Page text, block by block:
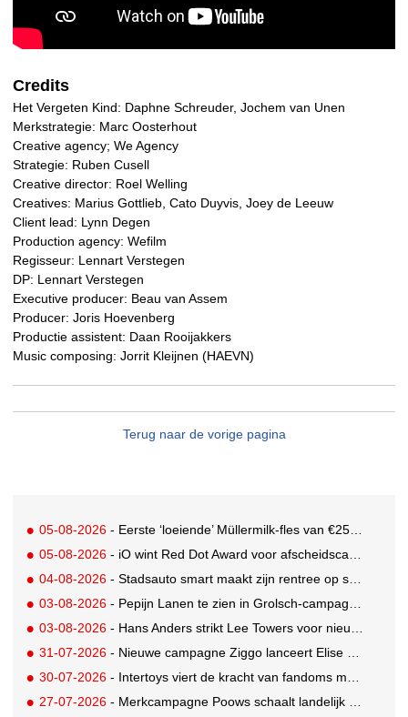
Credits
Het Vergeten Kind: Daphne Schreuder, Jochem van Unen
Merkstrategie: Marc Oosterhout
Creative agency; We Agency
Strategie: Ruben Cusell
Creative director: Roel Welling
Creatives: Marius Gottlieb, Cato Duyvis, Joey de Leeuw
Client lead: Lynn Degen
Production agency: Wefilm
Regisseur: Lennart Verstegen
DP: Lennart Verstegen
Executive producer: Beau van Assem
Producer: Joris Hoevenberg
Productie assistent: Daan Rooijakkers
Music composing: Jorrit Kleijnen (HAEVN)
Terug naar de vorige pagina
05-08-2026 - Eerste ‘loeiende’ Müllermilk-fles van €25.000,- gevonden
05-08-2026 - iO wint Red Dot Award voor afscheidscampagne Peter Houtman bij Feyenoord
04-08-2026 - Stadsauto smart maakt zijn rentree op straat met een wereldwijde muurschilderingcampagne
03-08-2026 - Pepijn Lanen te zien in Grolsch-campagne voor nieuwe Grolsch CAL
03-08-2026 - Hans Anders strikt Lee Towers voor nieuwe campagne
31-07-2026 - Nieuwe campagne Ziggo lanceert Elise Schaap als expert over de Nederlandse voetbalbeleving
30-07-2026 - Intertoys viert de kracht van fandoms met nieuwe social media campagne rondom Olivia Rodrigo
27-07-2026 - Merkcampagne Poows schaalt landelijk op met gerichte Out of Home strategie